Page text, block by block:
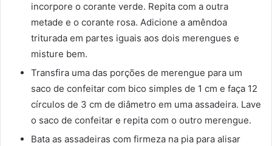
incorpore o corante verde. Repita com a outra
metade e o corante rosa. Adicione a amêndoa
triturada em partes iguais aos dois merengues e
misture bem.
Transfira uma das porções de merengue para um
saco de confeitar com bico simples de 1 cm e faça 12
círculos de 3 cm de diâmetro em uma assadeira. Lave
o saco de confeitar e repita com o outro merengue.
Bata as assadeiras com firmeza na pia para alisar